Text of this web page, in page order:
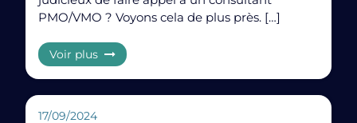
PMO/VMO ? Voyons cela de plus près. […]
Voir plus
17/09/2024
FAQ — Gestion de projet simple vs projet complexe
Quelle est la principale différence entre un projet
simple et un projet complexe?
La principale différence entre unprojet simple vs un
projet complexeest que le projet simple est bien
défini et a peu ou pas d’interdépendances. Un projet